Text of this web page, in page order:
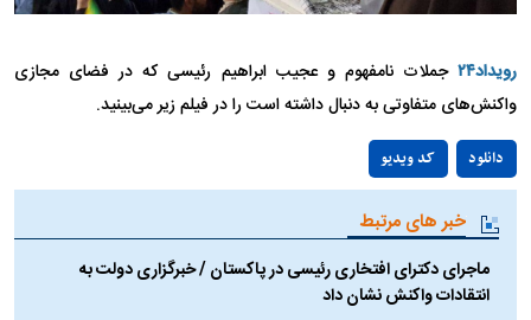
رویداد۲۴
جملات نامفهوم و عجیب ابراهیم رئیسی که در فضای مجازی
واکنش‌های متفاوتی به دنبال داشته است را در فیلم زیر می‌بینید.
کد ویدیو دانلود
خبر های مرتبط
ماجرای دکترای افتخاری رئیسی در پاکستان / خبرگزاری دولت به
انتقادات واکنش نشان داد